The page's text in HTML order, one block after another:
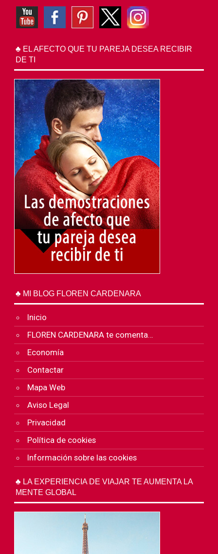
♣ EL AFECTO QUE TU PAREJA DESEA RECIBIR
DE TI
♣ MI BLOG FLOREN CARDENARA
Inicio
FLOREN CARDENARA te comenta…
Economía
Contactar
Mapa Web
Aviso Legal
Privacidad
Política de cookies
Información sobre las cookies
♣ LA EXPERIENCIA DE VIAJAR TE AUMENTA LA
MENTE GLOBAL